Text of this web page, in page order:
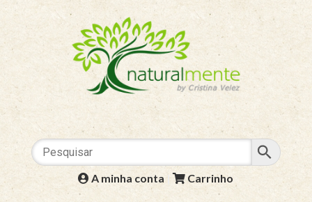
A minha conta | Carrinho